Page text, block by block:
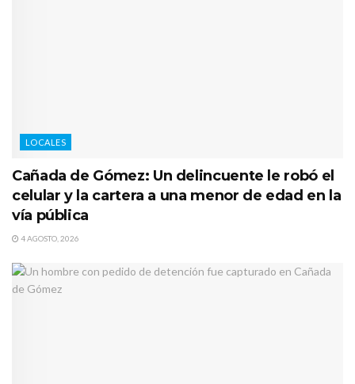
LOCALES
Cañada de Gómez: Un delincuente le robó el
celular y la cartera a una menor de edad en la
vía pública
4 AGOSTO, 2026